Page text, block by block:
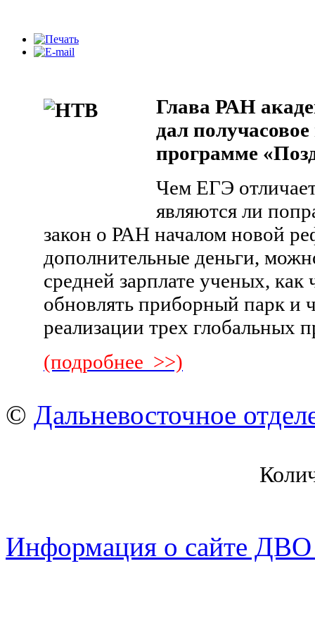
Глава РАН
дал
программе
Чем ЕГЭ
являются ли
закон о РАН началом новой
дополнительные деньги,
средней зарплате ученых, как
обновлять приборный парк и
реализации трех глобальных
(подробнее >>)
© Дальневосточное
Информация о сайте